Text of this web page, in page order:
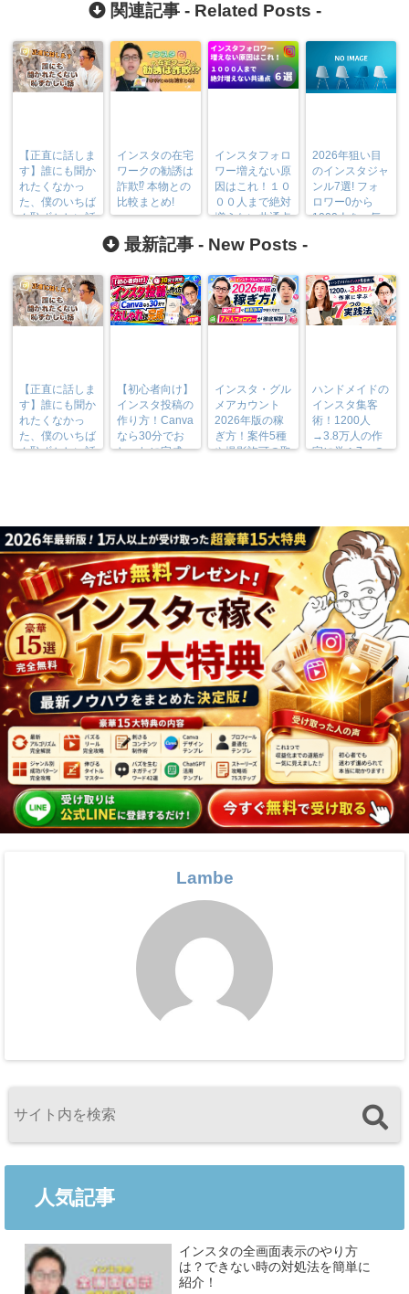
関連記事 - Related Posts -
【正直に話しま
す】誰にも聞か
れたくなかっ
た、僕のいちば
ん恥ずかしい話
インスタの在宅
ワークの勧誘は
詐欺⁉︎ 本物との
比較まとめ!
インスタフォロ
ワー増えない原
因はこれ！１０
００人まで絶対
増えない共通点
2026年狙い目
のインスタジャ
ンル7選! フォ
ロワー0から
1000人を一気
最新記事 - New Posts -
【正直に話しま
す】誰にも聞か
れたくなかっ
た、僕のいちば
ん恥ずかしい話
【初心者向け】
インスタ投稿の
作り方！Canva
なら30分でお
しゃれに完成
インスタ・グル
メアカウント
2026年版の稼
ぎ方！案件5種
や撮影許可の取
ハンドメイドの
インスタ集客
術！1200人
→3.8万人の作
家に学ぶ7つの
Lambe
人気記事
インスタの全画面表示のやり方
は？できない時の対処法を簡単に
紹介！